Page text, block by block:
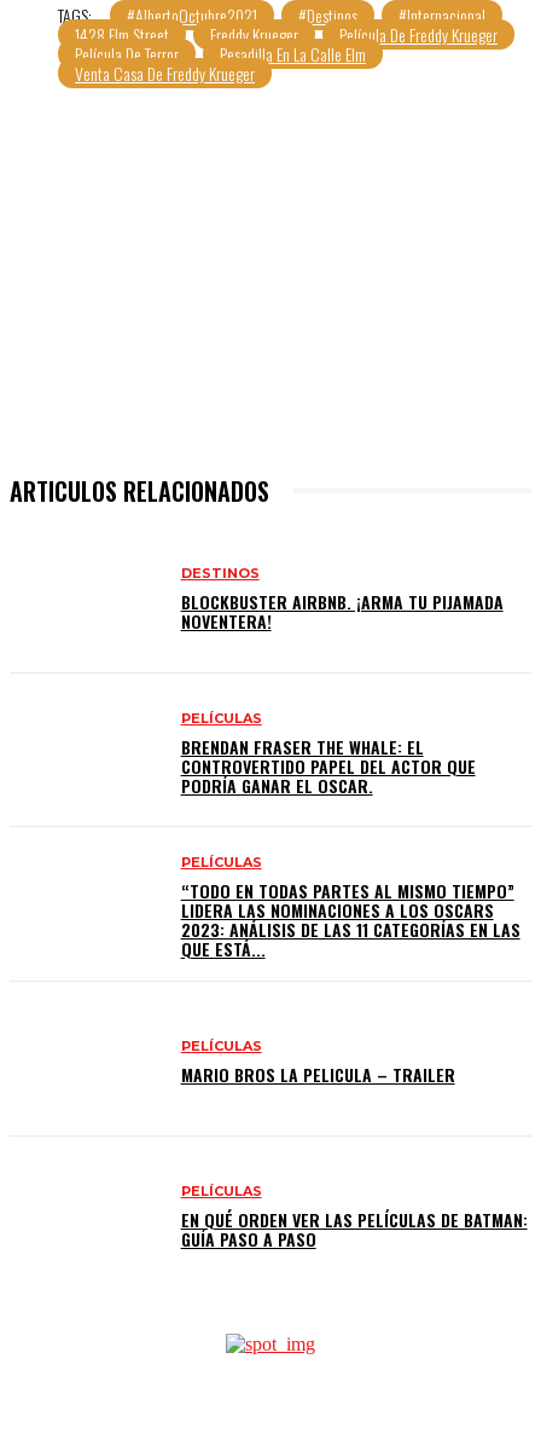
TAGS: #AlbertoOctubre2021 #Destinos #Internacional
1428 Elm Street Freddy Krueger Película De Freddy Krueger
Película De Terror Pesadilla En La Calle Elm
Venta Casa De Freddy Krueger
ARTICULOS RELACIONADOS
DESTINOS
BLOCKBUSTER AIRBNB. ¡ARMA TU PIJAMADA
NOVENTERA!
PELÍCULAS
BRENDAN FRASER THE WHALE: EL
CONTROVERTIDO PAPEL DEL ACTOR QUE
PODRÍA GANAR EL OSCAR.
PELÍCULAS
“TODO EN TODAS PARTES AL MISMO TIEMPO”
LIDERA LAS NOMINACIONES A LOS OSCARS
2023: ANÁLISIS DE LAS 11 CATEGORÍAS EN LAS
QUE ESTÁ...
PELÍCULAS
MARIO BROS LA PELICULA – TRAILER
PELÍCULAS
EN QUÉ ORDEN VER LAS PELÍCULAS DE BATMAN:
GUÍA PASO A PASO